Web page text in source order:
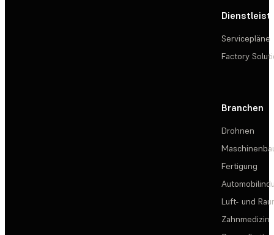
Servicepläne
Factory
Branchen
Drohnen
Fertigung
Luft- und
Zahnmedizin